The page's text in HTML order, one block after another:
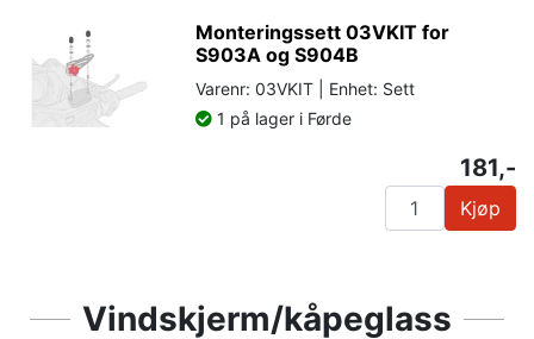
Monteringssett 03VKIT for
S903A og S904B
Varenr: 03VKIT | Enhet: Sett
1 på lager i Førde
181,-
Kjøp
Vindskjerm/kåpeglass